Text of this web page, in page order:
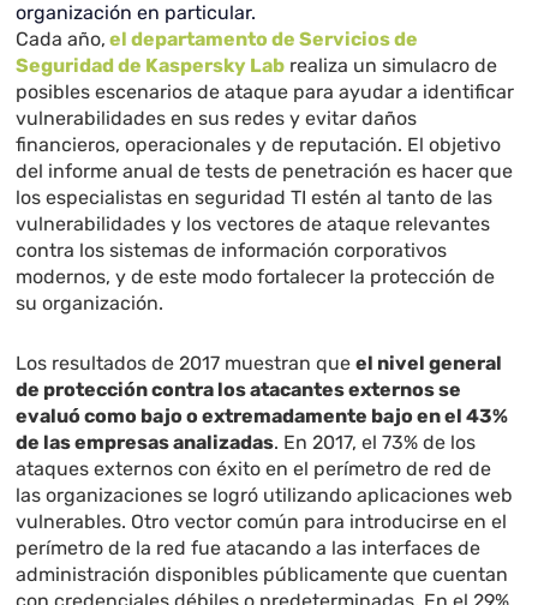
organización en particular.
Cada año, el departamento de Servicios de
Seguridad de Kaspersky Lab realiza un simulacro de
posibles escenarios de ataque para ayudar a identificar
vulnerabilidades en sus redes y evitar daños
financieros, operacionales y de reputación. El objetivo
del informe anual de tests de penetración es hacer que
los especialistas en seguridad TI estén al tanto de las
vulnerabilidades y los vectores de ataque relevantes
contra los sistemas de información corporativos
modernos, y de este modo fortalecer la protección de
su organización.
Los resultados de 2017 muestran queel nivel general
de protección contra los atacantes externos se
evaluó como bajo o extremadamente bajo en el 43%
de las empresas analizadas. En 2017, el 73% de los
ataques externos con éxito en el perímetro de red de
las organizaciones se logró utilizando aplicaciones web
vulnerables. Otro vector común para introducirse en el
perímetro de la red fue atacando a las interfaces de
administración disponibles públicamente que cuentan